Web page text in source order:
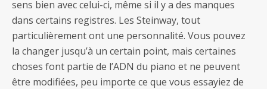
sens bien avec celui-ci, même si il y a des manques
dans certains registres. Les Steinway, tout
particulièrement ont une personnalité. Vous pouvez
la changer jusqu’à un certain point, mais certaines
choses font partie de l’ADN du piano et ne peuvent
être modifiées, peu importe ce que vous essayiez de